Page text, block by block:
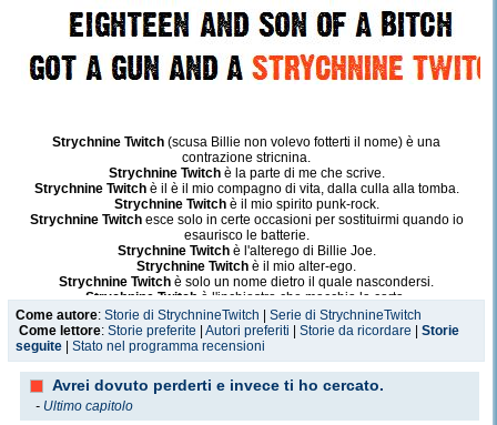
Strychnine Twitch (scusa Billie non volevo fotterti il nome) è una
contrazione stricnina.
Strychnine Twitchè la parte di me che scrive.
Strychnine Twitchè il è il mio compagno di vita, dalla culla alla tomba.
Strychnine Twitchè il mio spirito punk-rock.
Strychnine Twitchesce solo in certe occasioni per sostituirmi quando io
esaurisco le batterie.
Strychnine Twitchè l'alterego di Billie Joe.
Strychnine Twitch è il mio alter-ego.
Strychnine Twitch è solo un nome dietro il quale nascondersi.
Strychnine Twitchè l'inchiostro che macchia la carta.
Come autore: Storie di StrychnineTwitch
Serie di StrychnineTwitch
Come lettore: Storie preferite Autori preferiti Storie da ricordare
Storie
seguite
Stato nel programma recensioni
Avrei dovuto perderti e invece ti ho cercato.
- Ultimo capitolo